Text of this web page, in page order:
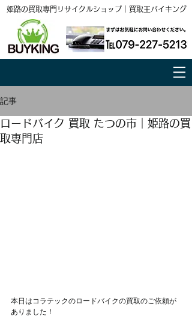
姫路の買取専門リサイクルショップ｜買取王バイキング
記事
ロードバイク 買取 たつの市｜姫路の買
取専門店
本日はコラテックのロードバイクの買取のご依頼が
ありました！